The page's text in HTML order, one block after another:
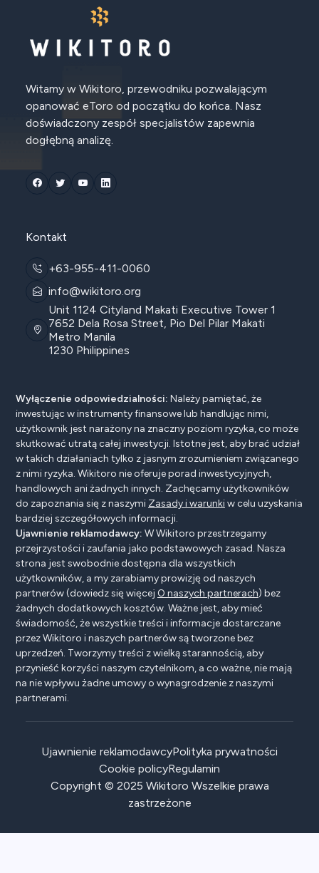
Witamy w Wikitoro, przewodniku pozwalającym
opanować eToro od początku do końca. Nasz
doświadczony zespół specjalistów zapewnia
dogłębną analizę.
Kontakt
+63-955-411-0060
info@wikitoro.org
Unit 1124 Cityland Makati Executive Tower 1
7652 Dela Rosa Street, Pio Del Pilar Makati
Metro Manila
1230 Philippines
Wyłączenie odpowiedzialności: Należy pamiętać, że
inwestując w instrumenty finansowe lub handlując nimi,
użytkownik jest narażony na znaczny poziom ryzyka, co może
skutkować utratą całej inwestycji. Istotne jest, aby brać udział
w takich działaniach tylko z jasnym zrozumieniem związanego
z nimi ryzyka. Wikitoro nie oferuje porad inwestycyjnych,
handlowych ani żadnych innych. Zachęcamy użytkowników
do zapoznania się z naszymi Zasady i warunkiw celu uzyskania
bardziej szczegółowych informacji.
Ujawnienie reklamodawcy: W Wikitoro przestrzegamy
przejrzystości i zaufania jako podstawowych zasad. Nasza
strona jest swobodnie dostępna dla wszystkich
użytkowników, a my zarabiamy prowizję od naszych
partnerów (dowiedz się więcej O naszych partnerach) bez
żadnych dodatkowych kosztów. Ważne jest, aby mieć
świadomość, że wszystkie treści i informacje dostarczane
przez Wikitoro i naszych partnerów są tworzone bez
uprzedzeń. Tworzymy treści z wielką starannością, aby
przynieść korzyści naszym czytelnikom, a co ważne, nie mają
na nie wpływu żadne umowy o wynagrodzenie z naszymi
partnerami.
Copyright © 2025 Wikitoro Wszelkie prawa
zastrzeżone
Ujawnienie reklamodawcyPolityka prywatności
Cookie policyRegulamin